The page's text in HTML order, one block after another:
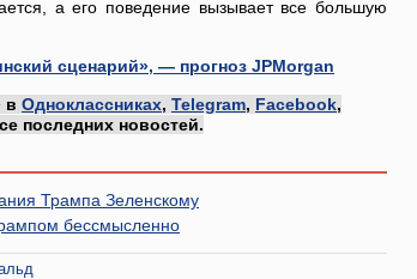
а его поведение вызывает все большую
сценарий», — прогноз JPMorgan
в Одноклассниках, Telegram, Facebook,
последних новостей.
Трампа Зеленскому
бессмысленно